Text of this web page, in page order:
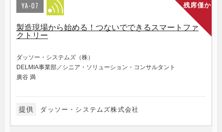
残席僅か
YA-07
製造現場から始める！つないでできるスマートファ
クトリー
ダッソー・システムズ（株）
DELMIA事業部／シニア・ソリューション・コンサルタント
廣谷 満
提供 ダッソー・システムズ株式会社